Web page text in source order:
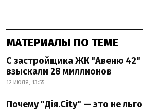
МАТЕРИАЛЫ ПО ТЕМЕ
С застройщика ЖК "Авеню 42"
взыскали 28 миллионов
12 ИЮЛЯ, 13:55
Почему "Дія.City" — это не